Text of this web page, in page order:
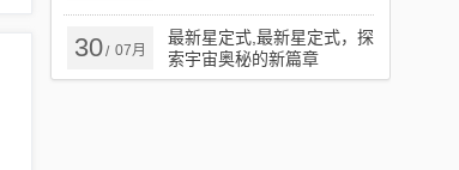
心的宁静
30/ 07月
最新星定式,最新星定式，探
索宇宙奥秘的新篇章